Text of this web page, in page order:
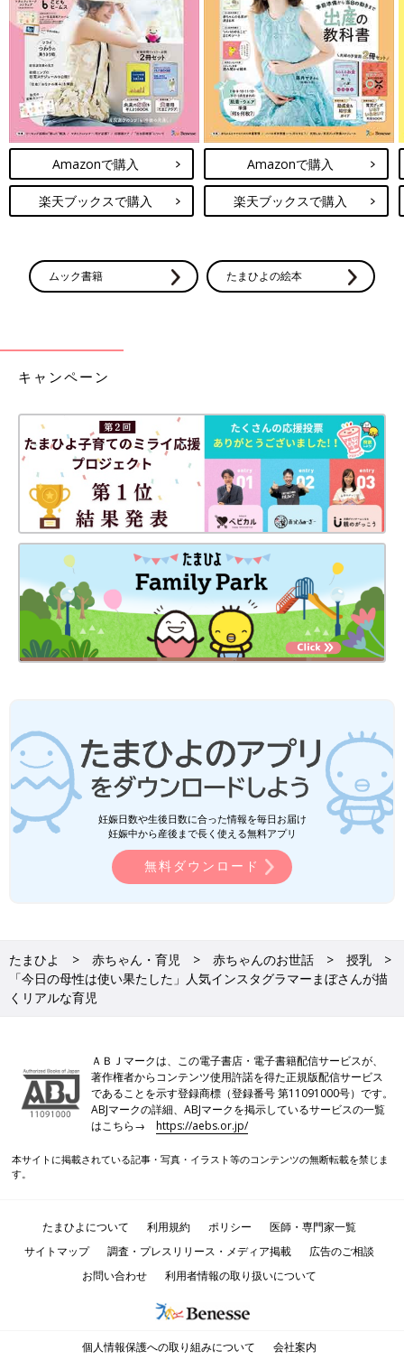
Amazonで購入
楽天ブックスで購入
Amazonで購入
楽天ブックスで購入
ムック書籍 たまひよの絵本
キャンペーン
妊娠日数や生後日数に合った情報を毎日お届け
妊娠中から産後まで長く使える無料アプリ
無料ダウンロード
たまひよ 赤ちゃん・育児 赤ちゃんのお世話
授乳
「今日の母性は使い果たした」人気インスタグラマーまぼさんが描
くリアルな育児
ＡＢＪマークは、この電子書店・電子書籍配信サービスが、
著作権者からコンテンツ使用許諾を得た正規版配信サービス
であることを示す登録商標（登録番号 第11091000号）です。
ABJマークの詳細、ABJマークを掲示しているサービスの一覧
はこちら→https://aebs.or.jp/
本サイトに掲載されている記事・写真・イラスト等のコンテンツの無断転載を禁じま
す。
たまひよについて 利用規約 ポリシー
医師・専門家一覧
サイトマップ
調査・プレスリリース・メディア掲載
広告のご相談
お問い合わせ
利用者情報の取り扱いについて
個人情報保護への取り組みについて 会社案内